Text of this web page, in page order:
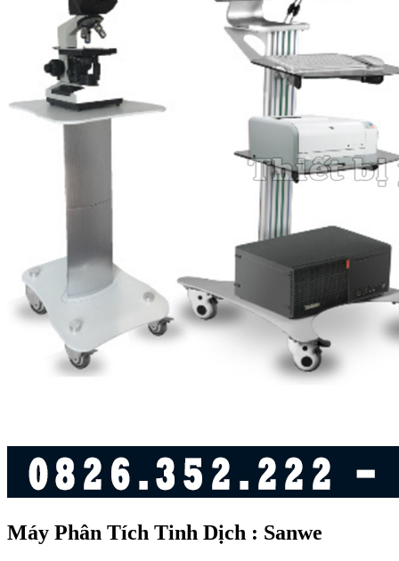
Máy Phân Tích Tinh Dịch : Sanwe